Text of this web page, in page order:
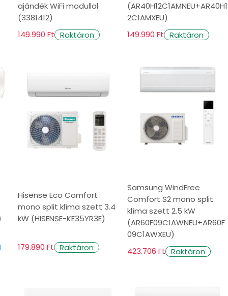
(ablakra vagy falra szerelt)
légkondicionálók is, amelyek
gyakran tartalmaznak inverteres
között?
rendszerek egy kültéri egységből állnak,
és egyszerű telepítést és
több beltéri egységhez van
helyiségek vagy területek hőmérséklete
nagyobb terek hűtésére.
energiahatékonyak. A helyiség
egység csendesen működik, így
falra szerelt, mennyezetre szerelt és
ajándék WiFi modullal
(3381412)
149.990 Ft Raktáron
(AR40H12C1AMNEU+AR40H1
2C1AMXEU)
149.990 Ft Raktáron
Hisense Eco Comfort
mono split klíma szett 3.4
kW (HISENSE-KE35YR3E)
179.890 Ft Raktáron
Samsung WindFree
Comfort S2 mono split
klíma szett 2.5 kW
(AR60F09C1AWNEU+AR60F
09C1AWXEU)
423.706 Ft Raktáron